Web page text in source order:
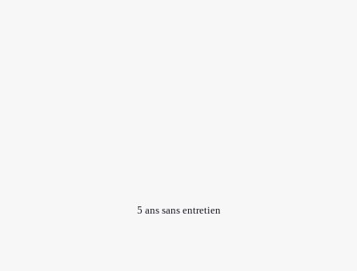
5 ans sans entretien